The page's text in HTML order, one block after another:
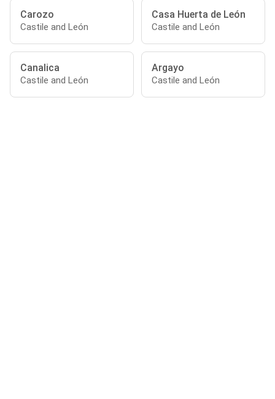
Carozo
Castile and León
Casa Huerta de León
Castile and León
Canalica
Castile and León
Argayo
Castile and León